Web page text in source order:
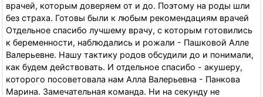
врачей, которым доверяем от и до. Поэтому на роды шли
без страха. Готовы были к любым рекомендациям врачей
Отдельное спасибо лучшему врачу, с которым готовились
к беременности, наблюдались и рожали - Пашковой Алле
Валерьевне. Нашу тактику родов обсудили до и понимали,
как будем действовать. И отдельное спасибо - акушеру,
которого посоветовала нам Алла Валерьевна - Панкова
Марина. Замечательная команда. Ни на секунду не